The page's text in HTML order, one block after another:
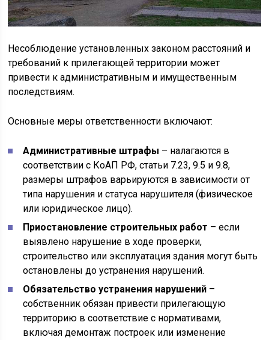
Несоблюдение установленных законом расстояний и
требований к прилегающей территории может
привести к административным и имущественным
последствиям.
Основные меры ответственности включают:
Административные штрафы – налагаются в
соответствии с КоАП РФ, статьи 7.23, 9.5 и 9.8,
размеры штрафов варьируются в зависимости от
типа нарушения и статуса нарушителя (физическое
или юридическое лицо).
Приостановление строительных работ – если
выявлено нарушение в ходе проверки,
строительство или эксплуатация здания могут быть
остановлены до устранения нарушений.
Обязательство устранения нарушений –
собственник обязан привести прилегающую
территорию в соответствие с нормативами,
включая демонтаж построек или изменение